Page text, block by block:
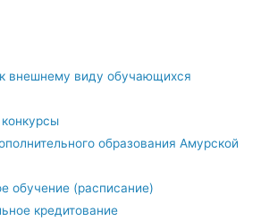
внешнему виду обучающихся
образования Амурской
обучение (расписание)
кредитование